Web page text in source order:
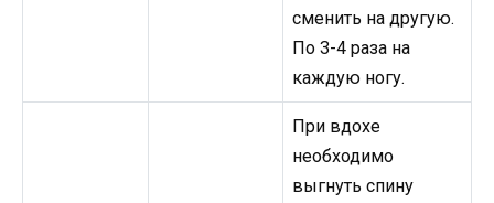
сменить на другую.
По 3-4 раза на
каждую ногу.
При вдохе
необходимо
выгнуть спину